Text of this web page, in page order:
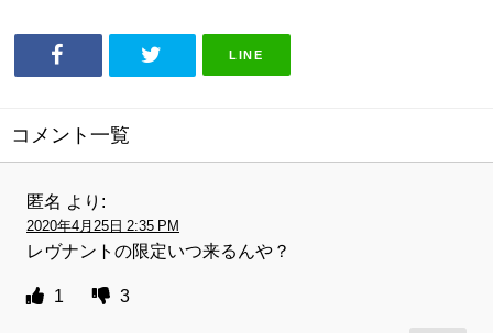
LINE
コメント一覧
匿名 より:
2020年4月25日 2:35 PM
レヴナントの限定いつ来るんや？
1 3